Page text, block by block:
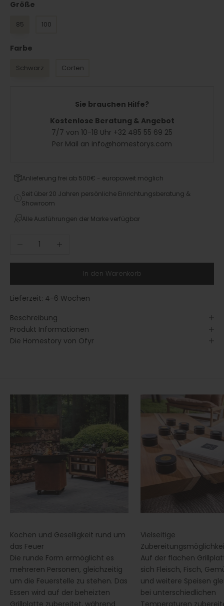
Größe
85 100
Farbe
Schwarz Corten
Sie brauchen Hilfe?
Kostenlose Beratung & Angebot
7/7 von 10-18 Uhr +32 485 55 69 25
Per Mail an info@homestorys.com
Anlieferung frei ab 500€ - europaweit möglich
Seit über 20 Jahren persönliche Einrichtungsberatung &
Showroom
Alle Ausführungen der Marke verfügbar
Anzahl verringern
In den Warenkorb
Lieferzeit: 4-6 Wochen
Beschreibung
Produkt Informationen
Die Homestory von Ofyr
Kochen und Geselligkeit rund um
das Feuer
Die runde Form ermöglicht es
mehreren Personen, gleichzeitig
um die Feuerstelle zu stehen. Das
Essen wird auf der beheizten
Vielseitige
Auf der flachen
sich Fleisch, Fisch,
und weitere Speisen
bei unterschiedlichen